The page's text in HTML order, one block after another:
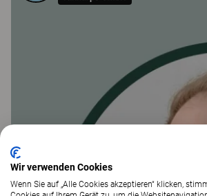
Wir verwenden Cookies
Wenn Sie auf „Alle Cookies akzeptieren“ klicken,